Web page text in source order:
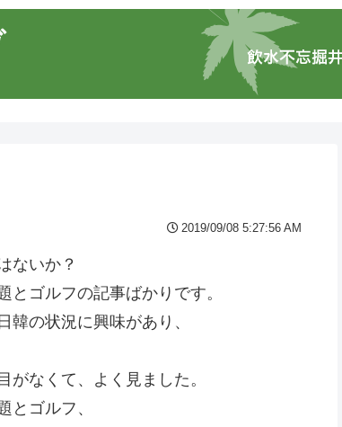
2019/09/08 5:27:56 AM
ないか？
ゴルフの記事ばかりです。
韓の状況に興味があり、
なくて、よく見ました。
とゴルフ、